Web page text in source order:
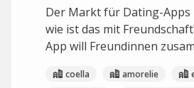
Der Markt für Dating-Apps
wie ist das mit
App will Freundinnen
coella amorelie